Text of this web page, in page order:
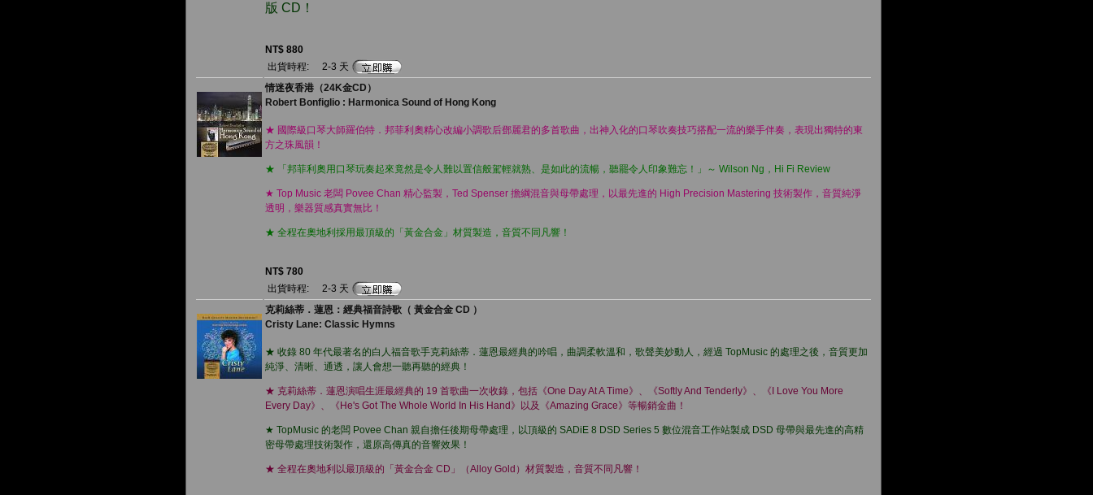
版 CD！
NT$ 880
出貨時程:
2-3 天
情迷夜香港（24K金CD）
Robert Bonfiglio : Harmonica Sound of Hong Kong
★ 國際級口琴大師羅伯特．邦菲利奧精心改編小調歌后鄧麗君的多首歌曲，出神入化的口琴吹奏技巧搭配一流的樂手伴奏，表現出獨特的東
方之珠風韻！
★ 「邦菲利奧用口琴玩奏起來竟然是令人難以置信般駕輕就熟、是如此的流暢，聽罷令人印象難忘！」～ Wilson Ng，Hi Fi Review
★ Top Music 老闆 Povee Chan 精心監製，Ted Spenser 擔綱混音與母帶處理，以最先進的 High Precision Mastering 技術製作，音質純淨
透明，樂器質感真實無比！
★ 全程在奧地利採用最頂級的「黃金合金」材質製造，音質不同凡響！
NT$ 780
出貨時程:
2-3 天
克莉絲蒂．蓮恩：經典福音詩歌（ 黃金合金 CD ）
Cristy Lane: Classic Hymns
★ 收錄 80 年代最著名的白人福音歌手克莉絲蒂．蓮恩最經典的吟唱，曲調柔軟溫和，歌聲美妙動人，經過 TopMusic 的處理之後，音質更加
純淨、清晰、通透，讓人會想一聽再聽的經典！
★ 克莉絲蒂．蓮恩演唱生涯最經典的 19 首歌曲一次收錄，包括《One Day At A Time》、《Softly And Tenderly》、《I Love You More
Every Day》、《He's Got The Whole World In His Hand》以及《Amazing Grace》等暢銷金曲！
★ TopMusic 的老闆 Povee Chan 親自擔任後期母帶處理，以頂級的 SADiE 8 DSD Series 5 數位混音工作站製成 DSD 母帶與最先進的高精
密母帶處理技術製作，還原高傳真的音響效果！
★ 全程在奧地利以最頂級的「黃金合金 CD」（Alloy Gold）材質製造，音質不同凡響！